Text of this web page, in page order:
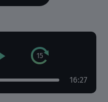
15
16:27